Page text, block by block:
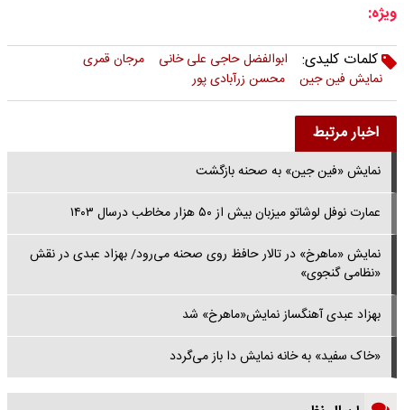
ویژه:
کلمات کلیدی:
ابوالفضل حاجی علی خانی
مرجان قمری
نمایش فین جین
محسن زرآبادی پور
اخبار مرتبط
نمایش «فین جین» به صحنه بازگشت
عمارت نوفل لوشاتو میزبان بیش از ۵۰ هزار مخاطب درسال ۱۴۰۳
نمایش «ماهرخ» در تالار حافظ روی صحنه می‌رود/ بهزاد عبدی در نقش
«نظامی گنجوی»
بهزاد عبدی آهنگساز نمایش«ماهرخ» شد
«خاک سفید» به خانه نمایش دا باز می‌گردد